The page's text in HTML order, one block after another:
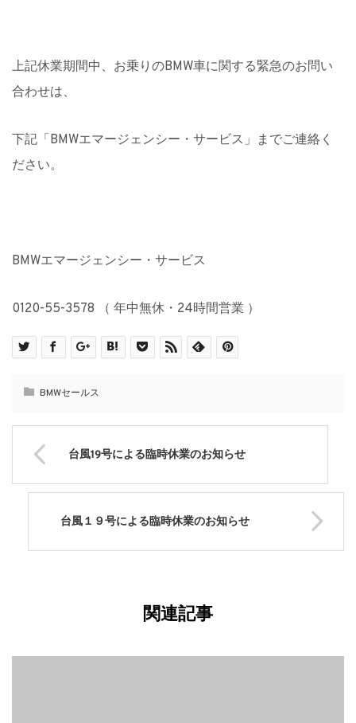
上記休業期間中、お乗りのBMW車に関する緊急のお問い
合わせは、
下記「BMWエマージェンシー・サービス」までご連絡く
ださい。
BMWエマージェンシー・サービス
0120-55-3578 （ 年中無休・24時間営業 ）
BMWセールス
台風19号による臨時休業のお知らせ
台風１９号による臨時休業のお知らせ
関連記事